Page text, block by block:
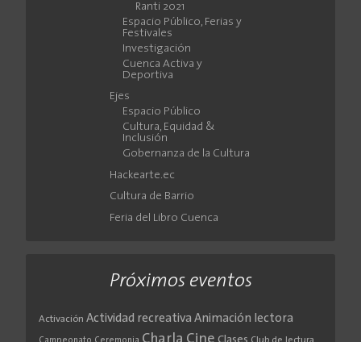
Ranti 2021
Espacio Público, Ferias y
Festivales
Investigación
Cuenca Activa y
Deportiva
Ejes
Espacio Público
Cultura, Equidad &
Inclusión
Gobernanza de la Cultura
Hackearte.ec
Cultura de Barrio
Feria del Libro Cuenca
Próximos eventos
Activación Actividad recreativa Animación lectora
Charla